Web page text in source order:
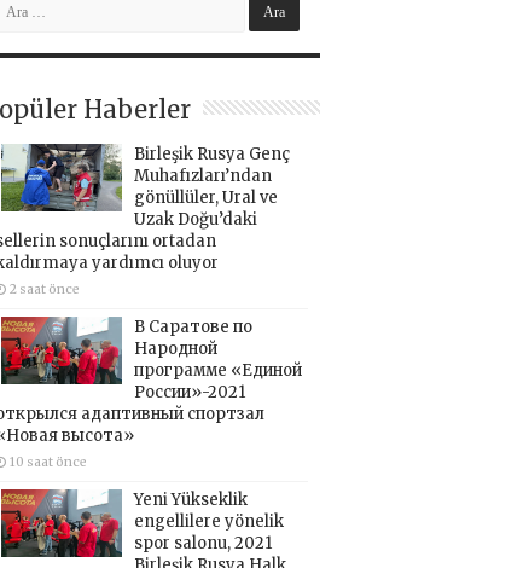
Haberler
Birleşik Rusya Genç
Muhafızları’ndan
gönüllüler, Ural ve
Uzak Doğu’daki
sonuçlarını ortadan
yardımcı oluyor
2 saat önce
В Саратове по
Народной
программе «Единой
России»-2021
адаптивный спортзал
высота»
10 saat önce
Yeni Yükseklik
engellilere yönelik
spor salonu, 2021